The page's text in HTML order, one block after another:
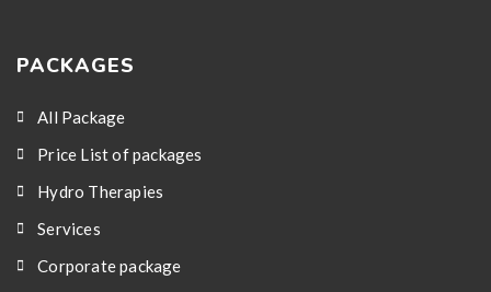
PACKAGES
All Package
Price List of packages
Hydro Therapies
Services
Corporate package